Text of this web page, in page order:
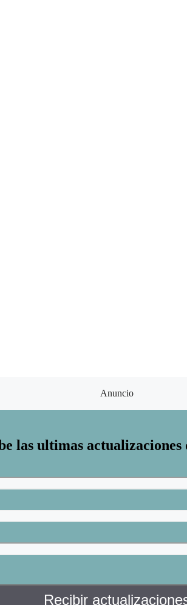
Anuncio
las ultimas actualizaciones